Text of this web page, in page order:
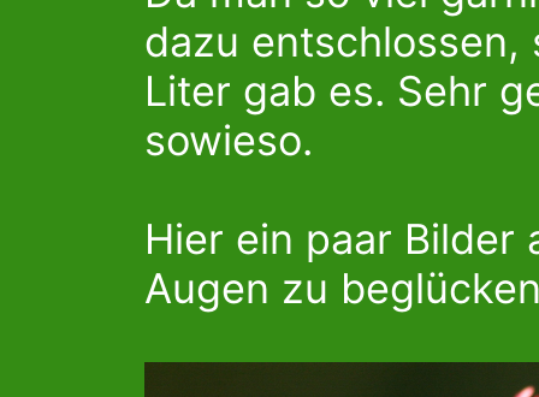
dazu entschlossen,
Liter gab es. Sehr
sowieso.
Hier ein paar Bilder
Augen zu